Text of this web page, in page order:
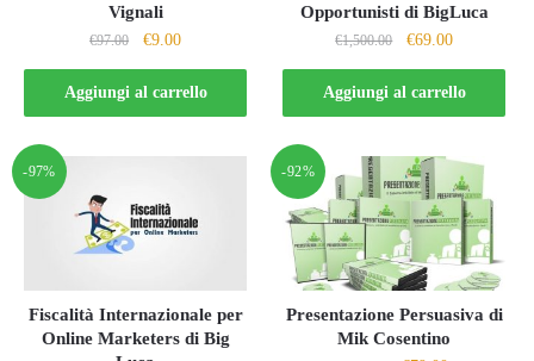
Vignali
€97.00
Il
prezzo
originale
era:
€9.00Il
prezzo
attuale
è:
Aggiungi al carrello
Opportunisti di BigLuca
€1,500.00
Il
prezzo
originale
era:
€69.00Il
prezzo
attuale
è:
Aggiungi al carrello
-97%
Fiscalità Internazionale per
Online Marketers di Big
-92%
Presentazione Persuasiva di
Mik Cosentino